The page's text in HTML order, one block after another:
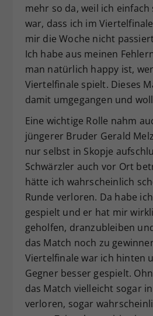
mehr so da, weil ich
war, dass ich im
mir die Woche nicht
Ich habe aus meinen
man natürlich happy ist,
Viertelfinale spielt. Dieses
damit umgegangen und
Eine wichtige Rolle nahm
jüngerer Bruder Gerald
nur selbst in Skopje
Schwärzler auch vor Ort
hätte ich wahrscheinlich
Runde verloren. Da habe
gespielt und er hat mir
geholfen, dranzubleiben
das Match noch zu
Viertelfinale war ich hinten
Gegner besser gespielt.
das Match vielleicht sogar
verloren, sogar